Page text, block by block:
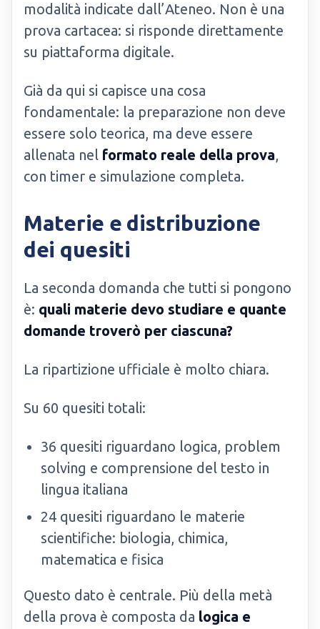
modalità indicate dall’Ateneo. Non è una
prova cartacea: si risponde direttamente
su piattaforma digitale.
Già da qui si capisce una cosa
fondamentale: la preparazione non deve
essere solo teorica, ma deve essere
allenata nel formato reale della prova,
con timer e simulazione completa.
Materie e distribuzione
dei quesiti
La seconda domanda che tutti si pongono
è: quali materie devo studiare e quante
domande troverò per ciascuna?
La ripartizione ufficiale è molto chiara.
Su 60 quesiti totali:
36 quesiti riguardano logica, problem
solving e comprensione del testo in
lingua italiana
24 quesiti riguardano le materie
scientifiche: biologia, chimica,
matematica e fisica
Questo dato è centrale. Più della metà
della prova è composta da logica e